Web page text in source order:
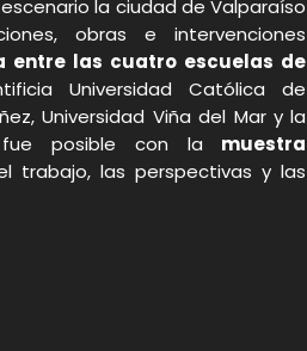
la ciudad de Valparaíso
obras e intervenciones
entre las cuatro escuelas de
Universidad Católica de
Universidad Viña del Mar y la
fue posible con la muestra
trabajo, las perspectivas y las